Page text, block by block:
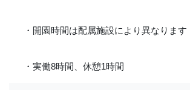
・開園時間は配属施設により異なります
・実働8時間、休憩1時間